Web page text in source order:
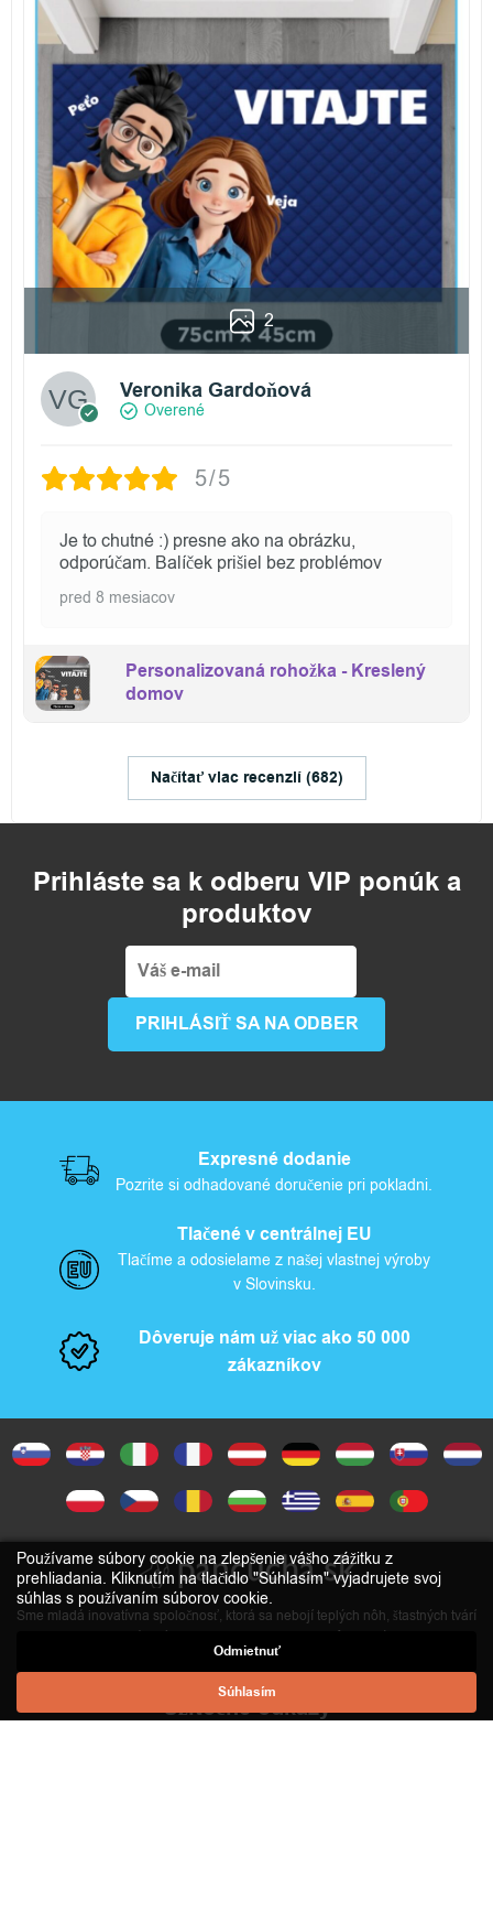
2
Veronika Gardoňová
Overené
5/5
Je to chutné :) presne ako na obrázku,
odporúčam. Balíček prišiel bez problémov
pred 8 mesiacov
Personalizovaná rohožka - Kreslený
domov
Načítať viac recenzií (682)
Prihláste sa k odberu VIP ponúk a
produktov
Expresné dodanie
Pozrite si odhadované doručenie pri pokladni.
Tlačené v centrálnej EU
Tlačíme a odosielame z našej vlastnej výroby
v Slovinsku.
Dôveruje nám už viac ako 50 000
zákazníkov
Sme mladá inovatívna spoločnosť, ktorá sa nebojí teplých nôh, štastných tvárí
a cool ponožiek. Náš príbeh začal s ponožkami prispôsobenými na mieru a
neskôr sa rozšíril o výrobu personalizovaných vankušov a tričiek.
Užitočné odkazy
Používame súbory cookie na zlepšenie vášho zážitku z
prehliadania. Kliknutím na tlačidlo "Súhlasím" vyjadrujete svoj
súhlas s používaním súborov cookie.
Odmietnuť
Súhlasím